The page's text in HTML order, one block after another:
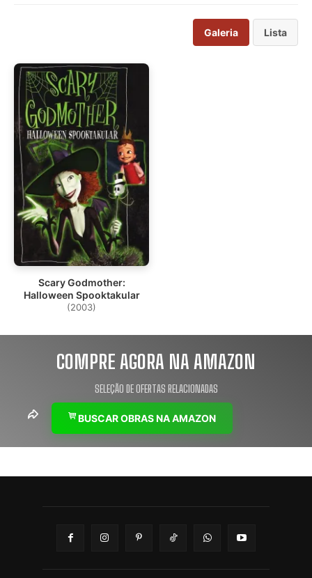
Galeria Lista
Scary Godmother:
Halloween Spooktakular
(2003)
COMPRE AGORA NA AMAZON
SELEÇÃO DE OFERTAS RELACIONADAS
BUSCAR OBRAS NA AMAZON